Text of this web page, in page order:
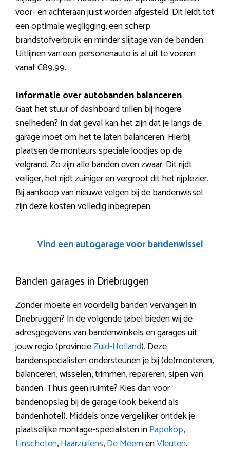
voor- en achteraan juist worden afgesteld. Dit leidt tot
een optimale wegligging, een scherp
brandstofverbruik en minder slijtage van de banden.
Uitlijnen van een personenauto is al uit te voeren
vanaf €89,99.
Informatie over autobanden balanceren
Gaat het stuur of dashboard trillen bij hogere
snelheden? In dat geval kan het zijn dat je langs de
garage moet om het te laten balanceren. Hierbij
plaatsen de monteurs speciale loodjes op de
velgrand. Zo zijn alle banden even zwaar. Dit rijdt
veiliger, het rijdt zuiniger en vergroot dit het rijplezier.
Bij aankoop van nieuwe velgen bij de bandenwissel
zijn deze kosten volledig inbegrepen.
Vind een autogarage voor bandenwissel
Banden garages in Driebruggen
Zonder moeite en voordelig banden vervangen in
Driebruggen? In de volgende tabel bieden wij de
adresgegevens van bandenwinkels en garages uit
jouw regio (provincieZuid-Holland). Deze
bandenspecialisten ondersteunen je bij (de)monteren,
balanceren, wisselen, trimmen, repareren, sipen van
banden. Thuis geen ruimte? Kies dan voor
bandenopslag bij de garage (ook bekend als
bandenhotel). Middels onze vergelijker ontdek je
plaatselijke montage-specialisten inPapekop,
Linschoten,Haarzuilens,De MeernenVleuten.